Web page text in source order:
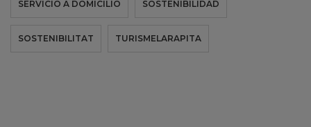
SERVICIO A DOMICILIO SOSTENIBILIDAD
SOSTENIBILITAT TURISMELARAPITA